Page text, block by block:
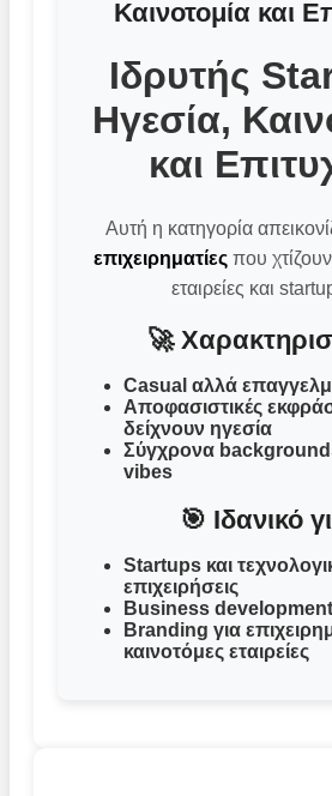
Καινοτομία και
Ιδρυτής
Ηγεσία,
και
Αυτή η κατηγορία
επιχειρηματίες που
εταιρείες και
🚀
Casual αλλά
Αποφασιστικές
δείχνουν ηγεσία
Σύγχρονα
vibes
🎯 Ιδανικό
Startups και
επιχειρήσεις
Business
Branding για
καινοτόμες εταιρείες